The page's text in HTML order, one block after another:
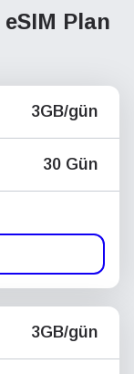
eSIM Plan
3GB/gün
30 Gün
3GB/gün